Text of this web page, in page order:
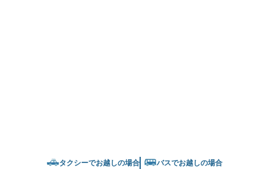
タクシーでお越しの場合 バスでお越しの場合